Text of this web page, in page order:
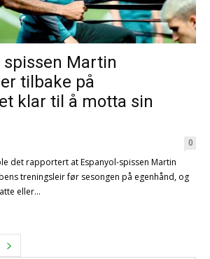
spissen Martin
tilbake på
klar til å motta sin
0
det rapportert at Espanyol-spissen Martin
treningsleir før sesongen på egenhånd, og
eller...